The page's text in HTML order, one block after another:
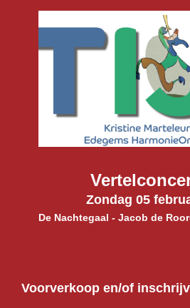
Zondag 05
De Nachtegaal - Jacob de
Voorverkoop en/of